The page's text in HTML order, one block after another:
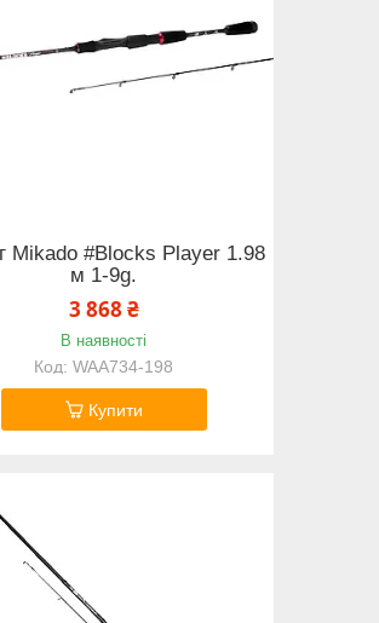
Mikado #Blocks Player 1.98
м 1-9g.
3 868 ₴
В наявності
WAA734-198
Купити